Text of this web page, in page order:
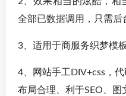
全部已数据调用，只需后
3、适用于商服务织梦模
4、网站手工DIV+css，
布局合理、利于SEO、图